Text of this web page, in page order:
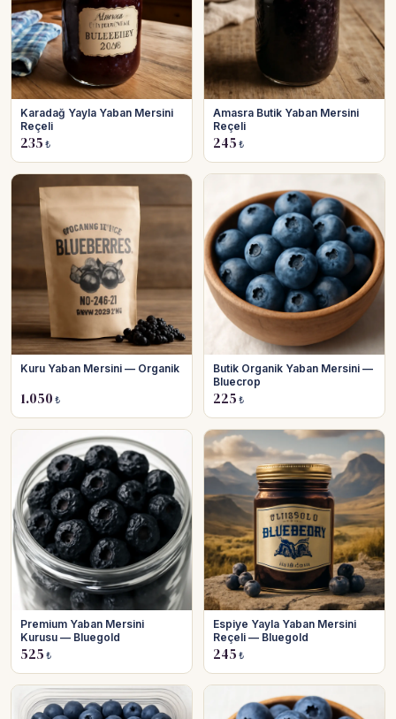
Karadağ Yayla Yaban Mersini
Reçeli
235 ₺
Amasra Butik Yaban Mersini
Reçeli
245 ₺
Kuru Yaban Mersini — Organik
1.050 ₺
Butik Organik Yaban Mersini —
Bluecrop
225 ₺
Premium Yaban Mersini
Kurusu — Bluegold
525 ₺
Espiye Yayla Yaban Mersini
Reçeli — Bluegold
245 ₺